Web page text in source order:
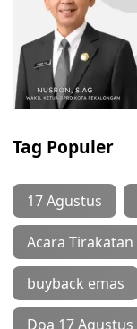
Tag Populer
17 Agustus
Acara Tirakatan
buyback emas
Doa 17 Agustus